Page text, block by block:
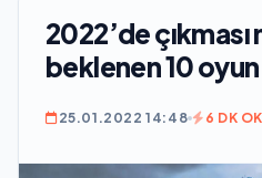
2022’de
beklenen 10 oyun
25.01.2022 14:48 6 DK